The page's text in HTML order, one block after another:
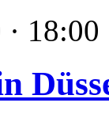
18:00